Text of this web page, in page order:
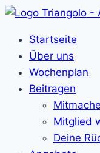
Zum
springenStartseite
Über uns
Wochenplan
Beitragen
Mitglied
Deine